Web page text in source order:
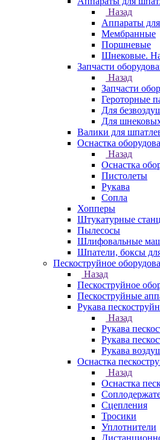
Назад
Аппараты
Мембранные
Поршневые
Шнековые.
Запчасти
Назад
Запчасти
Героторные
Для
Для
Валики для
Оснастка
Назад
Оснастка
Пистолеты
Рукава
Сопла
Хопперы
Штукатурные
Пылесосы
Шлифовальные
Шпатели, боксы
Пескоструйное
Назад
Пескоструйное
Пескоструйные
Рукава
Назад
Рукава
Рукава
Рукава
Оснастка
Назад
Оснастка
Сцепления
Тросики
Уплотнители